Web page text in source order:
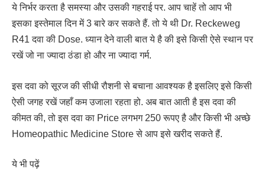
ये निर्भर करता है समस्या और उसकी गहराई पर. आप चाहें तो आप भी
इसका इस्तेमाल दिन में 3 बारे कर सकते हैं. तो ये थी Dr. Reckeweg
R41 दवा की Dose. ध्यान देने वाली बात ये है की इसे किसी ऐसे स्थान पर
रखें जो ना ज्यादा ठंडा हो और ना ज्यादा गर्म.
इस दवा को सूरज की सीधी रौशनी से बचाना आवश्यक है इसलिए इसे किसी
ऐसी जगह रखें जहाँ कम उजाला रहता हो. अब बात आती है इस दवा की
कीमत की, तो इस दवा का Price लगभग 250 रूपए है और किसी भी अच्छे
Homeopathic Medicine Store से आप इसे खरीद सकते हैं.
ये भी पढ़ें